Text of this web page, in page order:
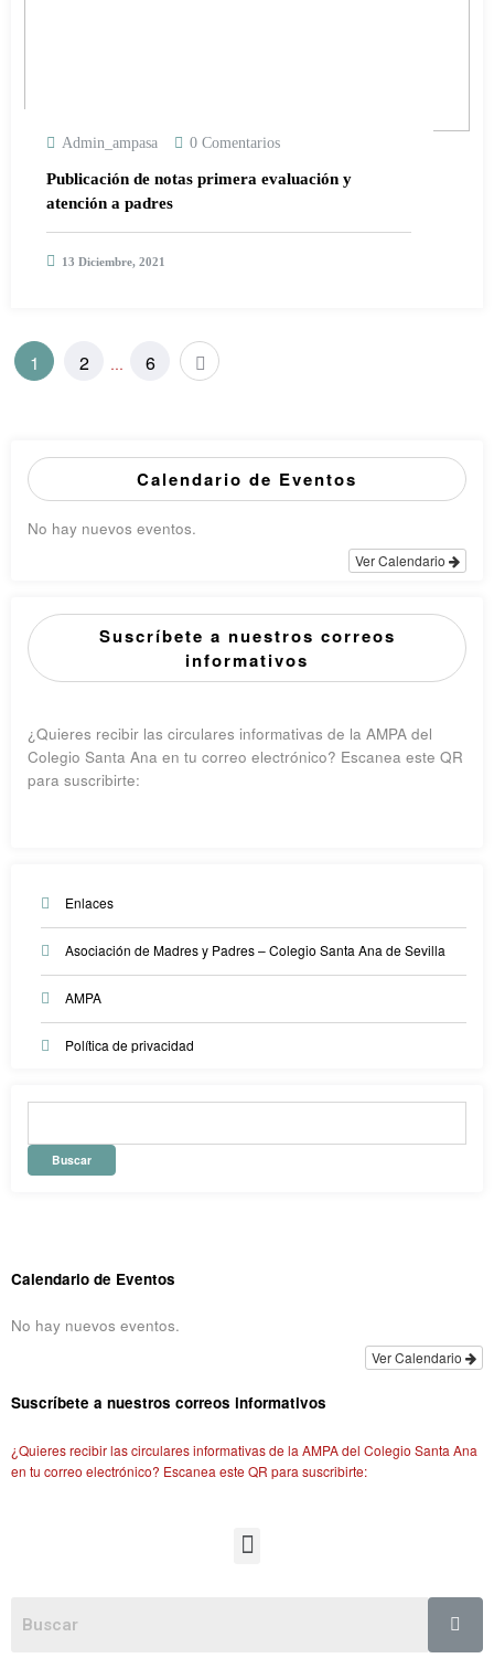
Admin_ampasa 0 Comentarios
Publicación de notas primera evaluación y
atención a padres
13 Diciembre, 2021
1 2 … 6
Calendario de Eventos
No hay nuevos eventos.
Ver Calendario
Suscríbete a nuestros correos
informativos
¿Quieres recibir las circulares informativas de la AMPA del
Colegio Santa Ana en tu correo electrónico? Escanea este QR
para suscribirte:
Enlaces
Asociación de Madres y Padres – Colegio Santa Ana de Sevilla
AMPA
Política de privacidad
Calendario de Eventos
No hay nuevos eventos.
Ver Calendario
Suscríbete a nuestros correos informativos
¿Quieres recibir las circulares informativas de la AMPA del Colegio Santa Ana
en tu correo electrónico? Escanea este QR para suscribirte: